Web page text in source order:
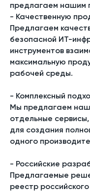
предлагаем нашим
- Качественную
Предлагаем
безопасной ИТ-
инструментов
максимальную
рабочей среды.
- Комплексный
Мы предлагаем
отдельные
для создания
одного
- Российские
Предлагаемые
реестр